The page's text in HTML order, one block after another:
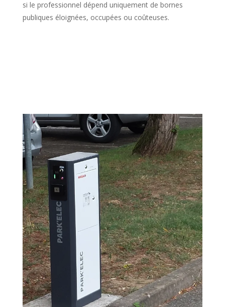
si le professionnel dépend uniquement de bornes
publiques éloignées, occupées ou coûteuses.